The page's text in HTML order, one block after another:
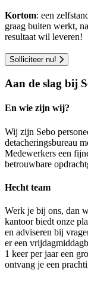
Kortom: een
graag buiten werkt,
resultaat wil leveren!
Solliciteer nu!
Aan de slag bij
En wie zijn wij?
Wij zijn Sebo
detacheringsbureau
Medewerkers een
betrouwbare
Hecht team
Werk je bij ons, dan
kantoor biedt onze
en adviseren bij
er een
1 keer per jaar een
ontvang je een